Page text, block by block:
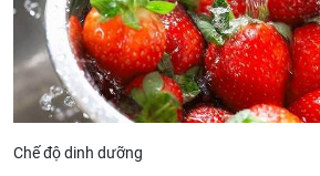
Chế độ dinh dưỡng